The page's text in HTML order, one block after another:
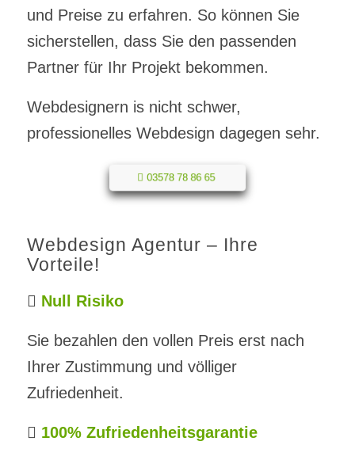
und Preise zu erfahren. So können Sie
sicherstellen, dass Sie den passenden
Partner für Ihr Projekt bekommen.
Webdesignern is nicht schwer,
professionelles Webdesign dagegen sehr.
03578 78 86 65
Webdesign Agentur – Ihre
Vorteile!
Null Risiko
Sie bezahlen den vollen Preis erst nach
Ihrer Zustimmung und völliger
Zufriedenheit.
100% Zufriedenheitsgarantie